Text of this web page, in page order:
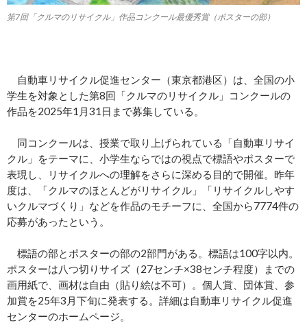
第7回「クルマのリサイクル」作品コンクール最優秀賞（ポスターの部）
自動車リサイクル促進センター（東京都港区）は、全国の小
学生を対象とした第8回「クルマのリサイクル」コンクールの
作品を2025年1月31日まで募集している。
同コンクールは、授業で取り上げられている「自動車リサイ
クル」をテーマに、小学生ならではの視点で標語やポスターで
表現し、リサイクルへの理解をさらに深める目的で開催。昨年
度は、「クルマのほとんどがリサイクル」「リサイクルしやす
いクルマづくり」などを作品のモチーフに、全国から7774件の
応募があったという。
標語の部とポスターの部の2部門がある。標語は100字以内。
ポスターは八つ切りサイズ（27センチ×38センチ程度）までの
画用紙で、画材は自由（貼り絵は不可）。個人賞、団体賞、参
加賞を25年3月下旬に発表する。詳細は自動車リサイクル促進
センターのホームページ。